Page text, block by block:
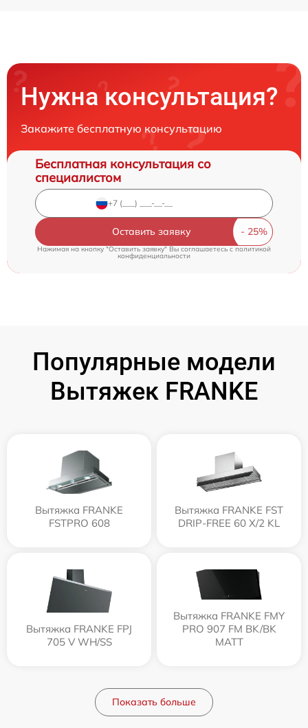
Нужна консультация?
Закажите бесплатную консультацию
Бесплатная консультация со
специалистом
Оставить заявку
Нажимая на кнопку "Оставить заявку" Вы соглашаетесь cполитикой
конфиденциальности
Популярные модели
Вытяжек FRANKE
Вытяжка FRANKE
FSTPRO 608
Вытяжка FRANKE FST
DRIP-FREE 60 X/2 KL
Вытяжка FRANKE FPJ
705 V WH/SS
Вытяжка FRANKE FMY
PRO 907 FM BK/BK
MATT
Показать больше